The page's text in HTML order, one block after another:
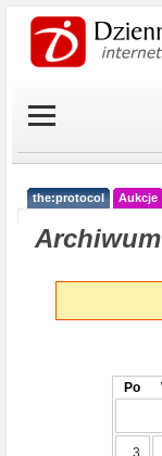
the:protocol Aukcje
Po
3